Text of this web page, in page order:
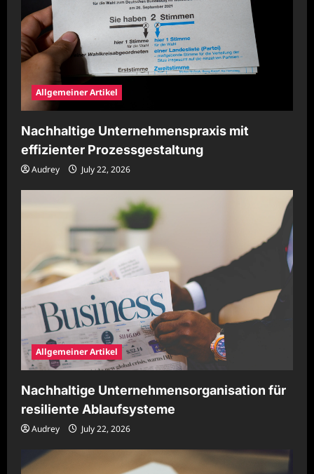
Allgemeiner Artikel
Nachhaltige Unternehmenspraxis mit
effizienter Prozessgestaltung
Audrey July 22, 2026
Allgemeiner Artikel
Nachhaltige Unternehmensorganisation für
resiliente Ablaufsysteme
Audrey July 22, 2026